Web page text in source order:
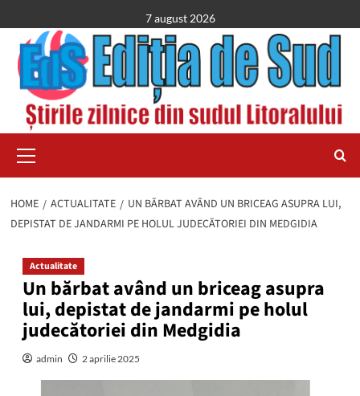
to
content
7 august 2026
Menu
HOME ACTUALITATE
UN BĂRBAT AVÂND UN BRICEAG ASUPRA LUI,
DEPISTAT DE JANDARMI PE HOLUL JUDECĂTORIEI DIN MEDGIDIA
Actualitate
Un bărbat având un briceag asupra
lui, depistat de jandarmi pe holul
judecătoriei din Medgidia
admin 2 aprilie 2025